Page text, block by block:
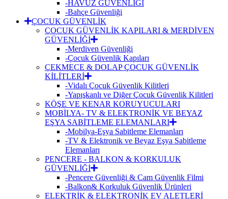
-HAVUZ GÜVENLİĞİ
-Bahçe Güvenliği
ÇOCUK GÜVENLİK
ÇOCUK GÜVENLİK KAPILARI & MERDİVEN
GÜVENLİĞİ
-Merdiven Güvenliği
-Çocuk Güvenlik Kapıları
ÇEKMECE & DOLAP ÇOCUK GÜVENLİK
KİLİTLERİ
-Vidalı Çocuk Güvenlik Kilitleri
-Yapışkanlı ve Diğer Çocuk Güvenlik Kilitleri
KÖŞE VE KENAR KORUYUCULARI
MOBİLYA- TV & ELEKTRONİK VE BEYAZ
EŞYA SABİTLEME ELEMANLARI
-Mobilya-Eşya Sabitleme Elemanları
-TV & Elektronik ve Beyaz Eşya Sabitleme
Elemanları
PENCERE - BALKON & KORKULUK
GÜVENLİĞİ
-Pencere Güvenliği & Cam Güvenlik Filmi
-Balkon& Korkuluk Güvenlik Ürünleri
ELEKTRİK & ELEKTRONİK EV ALETLERİ